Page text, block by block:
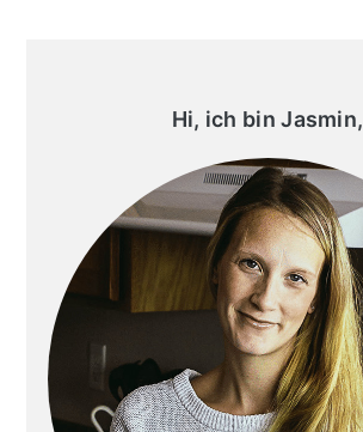
Hi, ich bin Jasmin,